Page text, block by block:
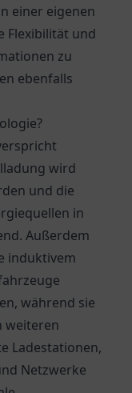
einer eigenen
Flexibilität und
zu
ebenfalls
wird
und die
in
Außerdem
induktivem
während sie
weiteren
Ladestationen,
Netzwerke